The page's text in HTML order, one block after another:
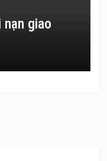
giao